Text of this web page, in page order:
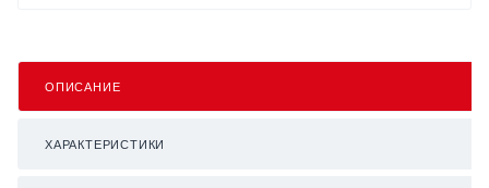
ОПИСАНИЕ
ХАРАКТЕРИСТИКИ